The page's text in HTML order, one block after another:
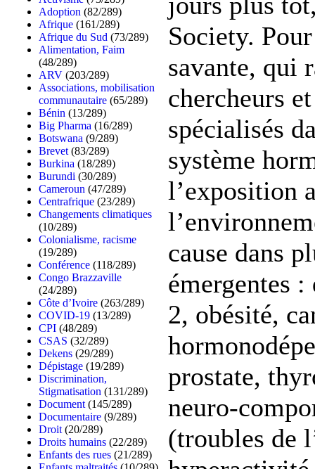
Adoption (82/289)
Afrique (161/289)
Afrique du Sud (73/289)
Alimentation, Faim
(48/289)
ARV (203/289)
Associations, mobilisation
communautaire (65/289)
Bénin (13/289)
Big Pharma (16/289)
Botswana (9/289)
Brevet (83/289)
Burkina (18/289)
Burundi (30/289)
Cameroun (47/289)
Centrafrique (23/289)
Changements climatiques
(10/289)
Colonialisme, racisme
(19/289)
Conférence (118/289)
Congo Brazzaville
(24/289)
Côte d’Ivoire (263/289)
COVID-19 (13/289)
CPI (48/289)
CSAS (32/289)
Dekens (29/289)
Dépistage (19/289)
Discrimination,
Stigmatisation (131/289)
Document (145/289)
Documentaire (9/289)
Droit (20/289)
Droits humains (22/289)
Enfants des rues (21/289)
Society.
savante, qui
chercheurs
spécialisés
système
l’exposition
cause dans
émergentes
2, obésité,
prostate,
neuro-
(troubles de